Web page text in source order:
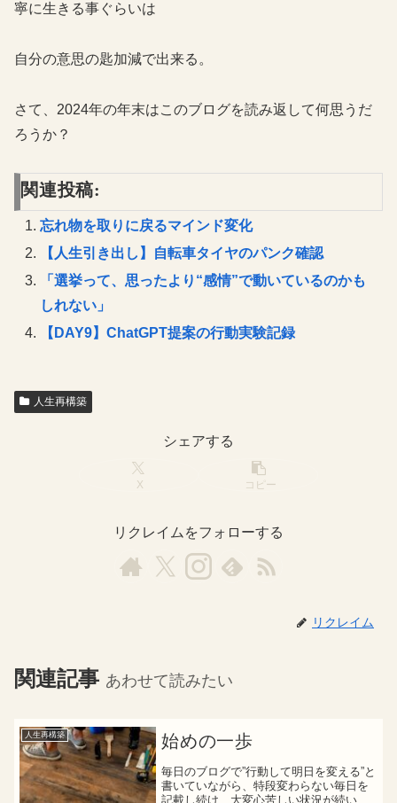
寧に生きる事ぐらいは
自分の意思の匙加減で出来る。
さて、2024年の年末はこのブログを読み返して何思うだ
ろうか？
関連投稿:
忘れ物を取りに戻るマインド変化
【人生引き出し】自転車タイヤのパンク確認
「選挙って、思ったより“感情”で動いているのかも
しれない」
【DAY9】ChatGPT提案の行動実験記録
人生再構築
シェアする
X コピー
リクレイムをフォローする
リクレイム
関連記事 あわせて読みたい
人生再構築 始めの一歩
毎日のブログで”行動して明日を変える”と
書いていながら、特段変わらない毎日を
記載し続け、大変心苦しい状況が続いて